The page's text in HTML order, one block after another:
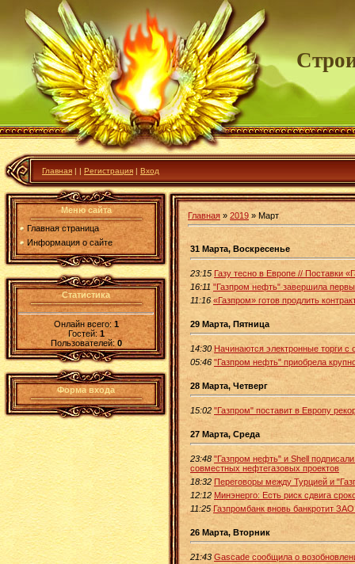
Главная | | Регистрация | Вход
Меню сайта
Главная страница
Информация о сайте
Статистика
Онлайн всего:1
Гостей:1
Пользователей: 0
Форма входа
Главная » 2019 » Март
31 Марта, Воскресенье
23:15 Газу тесно в Европе // Поставки
16:11 "Газпром нефть" завершила
11:16 «Газпром» готов продлить
29 Марта, Пятница
14:30 Начинаются электронные торги
05:46 "Газпром нефть" приобрела
28 Марта, Четверг
15:02 "Газпром" поставит в Европу
27 Марта, Среда
23:48 "Газпром нефть" и Shell
совместных нефтегазовых проектов
18:32 Переговоры между Турцией и
12:12 Минэнерго: Есть риск сдвига
11:25 Газпромбанк вновь банкротит
26 Марта, Вторник
21:43 Gascade сообщила о